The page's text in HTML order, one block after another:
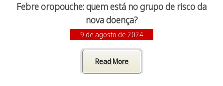
Febre oropouche: quem está no grupo de risco da
nova doença?
9 de agosto de 2024
Read More